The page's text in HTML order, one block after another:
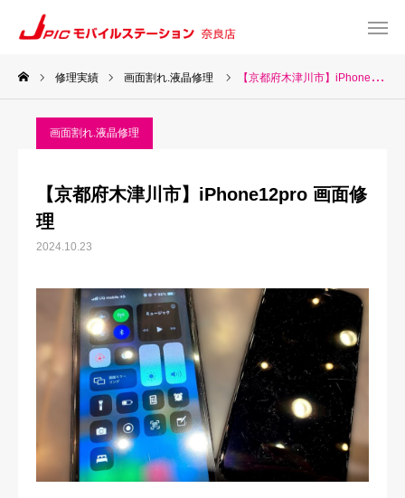
修理実績 画面割れ.液晶修理 【京都府木津川市】iPhone12pro 画面修理
画面割れ.液晶修理
【京都府木津川市】iPhone12pro 画面修
理
2024.10.23
web予約
TOP
お知らせ
修理料金表
ご予約・お問合せ